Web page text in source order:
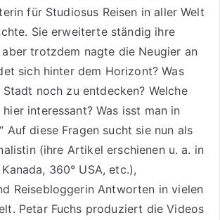
für Studiosus Reisen in aller Welt
Sie erweiterte ständig ihre
aber trotzdem nagte die Neugier an
sich hinter dem Horizont? Was
noch zu entdecken? Welche
interessant? Was isst man in
Auf diese Fragen sucht sie nun als
(ihre Artikel erschienen u. a. in
360° USA, etc.),
Reisebloggerin Antworten in vielen
Petar Fuchs produziert die Videos